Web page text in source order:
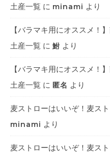
土産一覧 に minami より
【バラマキ用にオススメ！
土産一覧 に 鮒 より
【バラマキ用にオススメ！
土産一覧 に 匿名 より
麦ストローはいいぞ！麦ス
minami より
麦ストローはいいぞ！麦ス